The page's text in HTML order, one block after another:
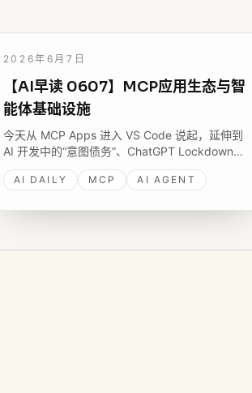
2026年6月7日
【AI早读 0607】MCP应用生态与智
能体基础设施
今天从 MCP Apps 进入 VS Code 说起，延伸到
AI 开发中的“意图债务”、ChatGPT Lockdown
Mode 对 Prompt 注入外泄路径的限制，以及
MicroPython + WASM 轻量代码沙箱等智能体基
AI DAILY MCP AI AGENT